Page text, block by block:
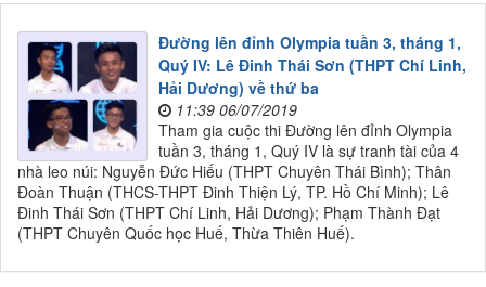
Đường lên đỉnh Olympia tuần 3, tháng 1,
Quý IV: Lê Đinh Thái Sơn (THPT Chí Linh,
Hải Dương) về thứ ba
11:39 06/07/2019
Tham gia cuộc thi Đường lên đỉnh Olympia
tuần 3, tháng 1, Quý IV là sự tranh tài của 4
nhà leo núi: Nguyễn Đức Hiếu (THPT Chuyên Thái Bình); Thân
Đoàn Thuận (THCS-THPT Đinh Thiện Lý, TP. Hồ Chí Minh); Lê
Đinh Thái Sơn (THPT Chí Linh, Hải Dương); Phạm Thành Đạt
(THPT Chuyên Quốc học Huế, Thừa Thiên Huế).